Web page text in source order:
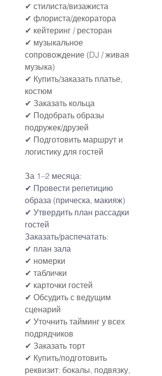
✔ стилиста/визажиста
✔ флориста/декоратора
✔ кейтеринг / ресторан
✔ музыкальное
сопровождение (DJ / живая
музыка)
✔ Купить/заказать платье,
костюм
✔ Заказать кольца
✔ Подобрать образы
подружек/друзей
✔ Подготовить маршрут и
логистику для гостей
За 1–2 месяца:
✔ Провести репетицию
образа (прическа, макияж)
✔ Утвердить план рассадки
гостей
Заказать/распечатать:
✔ план зала
✔ номерки
✔ таблички
✔ карточки гостей
✔ Обсудить с ведущим
сценарий
✔ Уточнить тайминг у всех
подрядчиков
✔ Заказать торт
✔ Купить/подготовить
реквизит: бокалы, подвязку,